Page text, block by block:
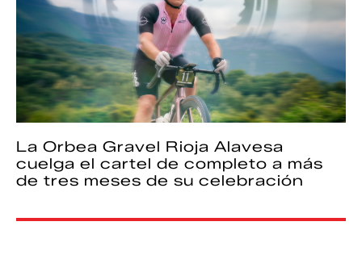
La Orbea Gravel Rioja Alavesa
cuelga el cartel de completo a más
de tres meses de su celebración